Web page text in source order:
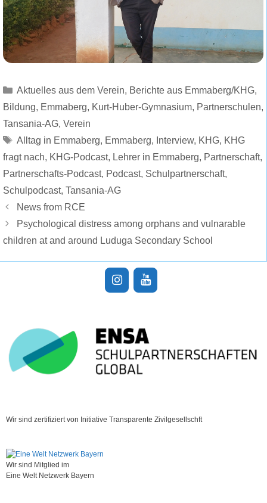
Kategorien
Aktuelles aus dem Verein, Berichte aus Emmaberg/KHG,
Bildung, Emmaberg, Kurt-Huber-Gymnasium, Partnerschulen,
Tansania-AG, Verein
Schlagwörter
Alltag in Emmaberg, Emmaberg, Interview, KHG, KHG
fragt nach, KHG-Podcast, Lehrer in Emmaberg, Partnerschaft,
Partnerschafts-Podcast, Podcast, Schulpartnerschaft,
Schulpodcast, Tansania-AG
News from RCE
Psychological distress among orphans and vulnarable
children at and around Luduga Secondary School
Wir sind zertifiziert von Initiative Transparente Zivilgesellschft
Wir sind Mitglied im
Eine Welt Netzwerk Bayern